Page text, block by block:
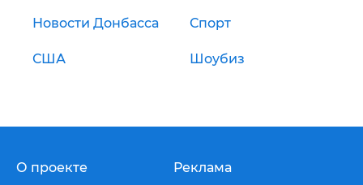
Новости Донбасса Спорт
США Шоубиз
О проекте Реклама